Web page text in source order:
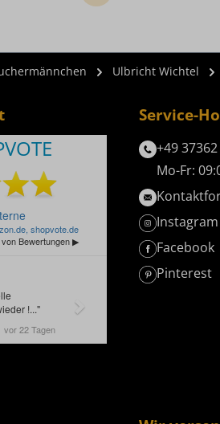
Ulbricht Wichtel
Service-
+49
Mo-Fr:
Instagram
Facebook
Pinterest